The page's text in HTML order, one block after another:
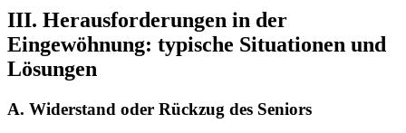
III. Herausforderungen in der
Eingewöhnung: typische Situationen und
Lösungen
A. Widerstand oder Rückzug des Seniors